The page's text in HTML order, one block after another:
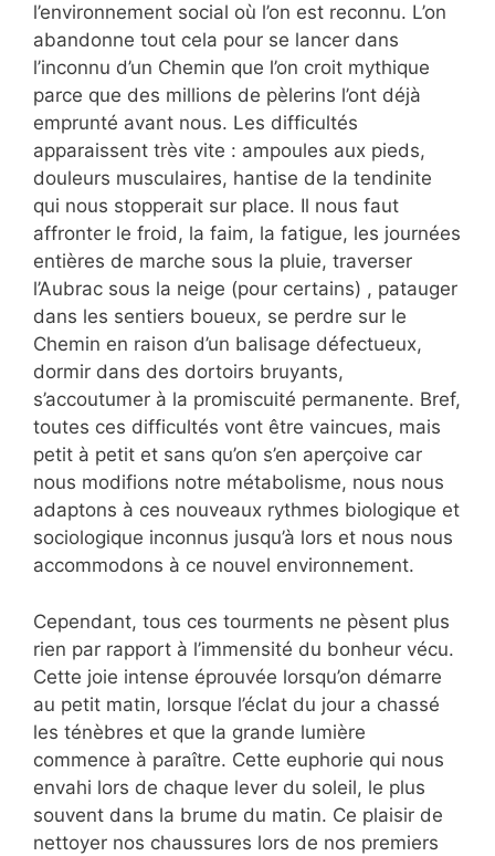
l’environnement social où l’on est reconnu. L’on
abandonne tout cela pour se lancer dans
l’inconnu d’un Chemin que l’on croit mythique
parce que des millions de pèlerins l’ont déjà
emprunté avant nous. Les difficultés
apparaissent très vite : ampoules aux pieds,
douleurs musculaires, hantise de la tendinite
qui nous stopperait sur place. Il nous faut
affronter le froid, la faim, la fatigue, les journées
entières de marche sous la pluie, traverser
l’Aubrac sous la neige (pour certains) , patauger
dans les sentiers boueux, se perdre sur le
Chemin en raison d’un balisage défectueux,
dormir dans des dortoirs bruyants,
s’accoutumer à la promiscuité permanente. Bref,
toutes ces difficultés vont être vaincues, mais
petit à petit et sans qu’on s’en aperçoive car
nous modifions notre métabolisme, nous nous
adaptons à ces nouveaux rythmes biologique et
sociologique inconnus jusqu’à lors et nous nous
accommodons à ce nouvel environnement.
Cependant, tous ces tourments ne pèsent plus
rien par rapport à l’immensité du bonheur vécu.
Cette joie intense éprouvée lorsqu’on démarre
au petit matin, lorsque l’éclat du jour a chassé
les ténèbres et que la grande lumière
commence à paraître. Cette euphorie qui nous
envahi lors de chaque lever du soleil, le plus
souvent dans la brume du matin. Ce plaisir de
nettoyer nos chaussures lors de nos premiers